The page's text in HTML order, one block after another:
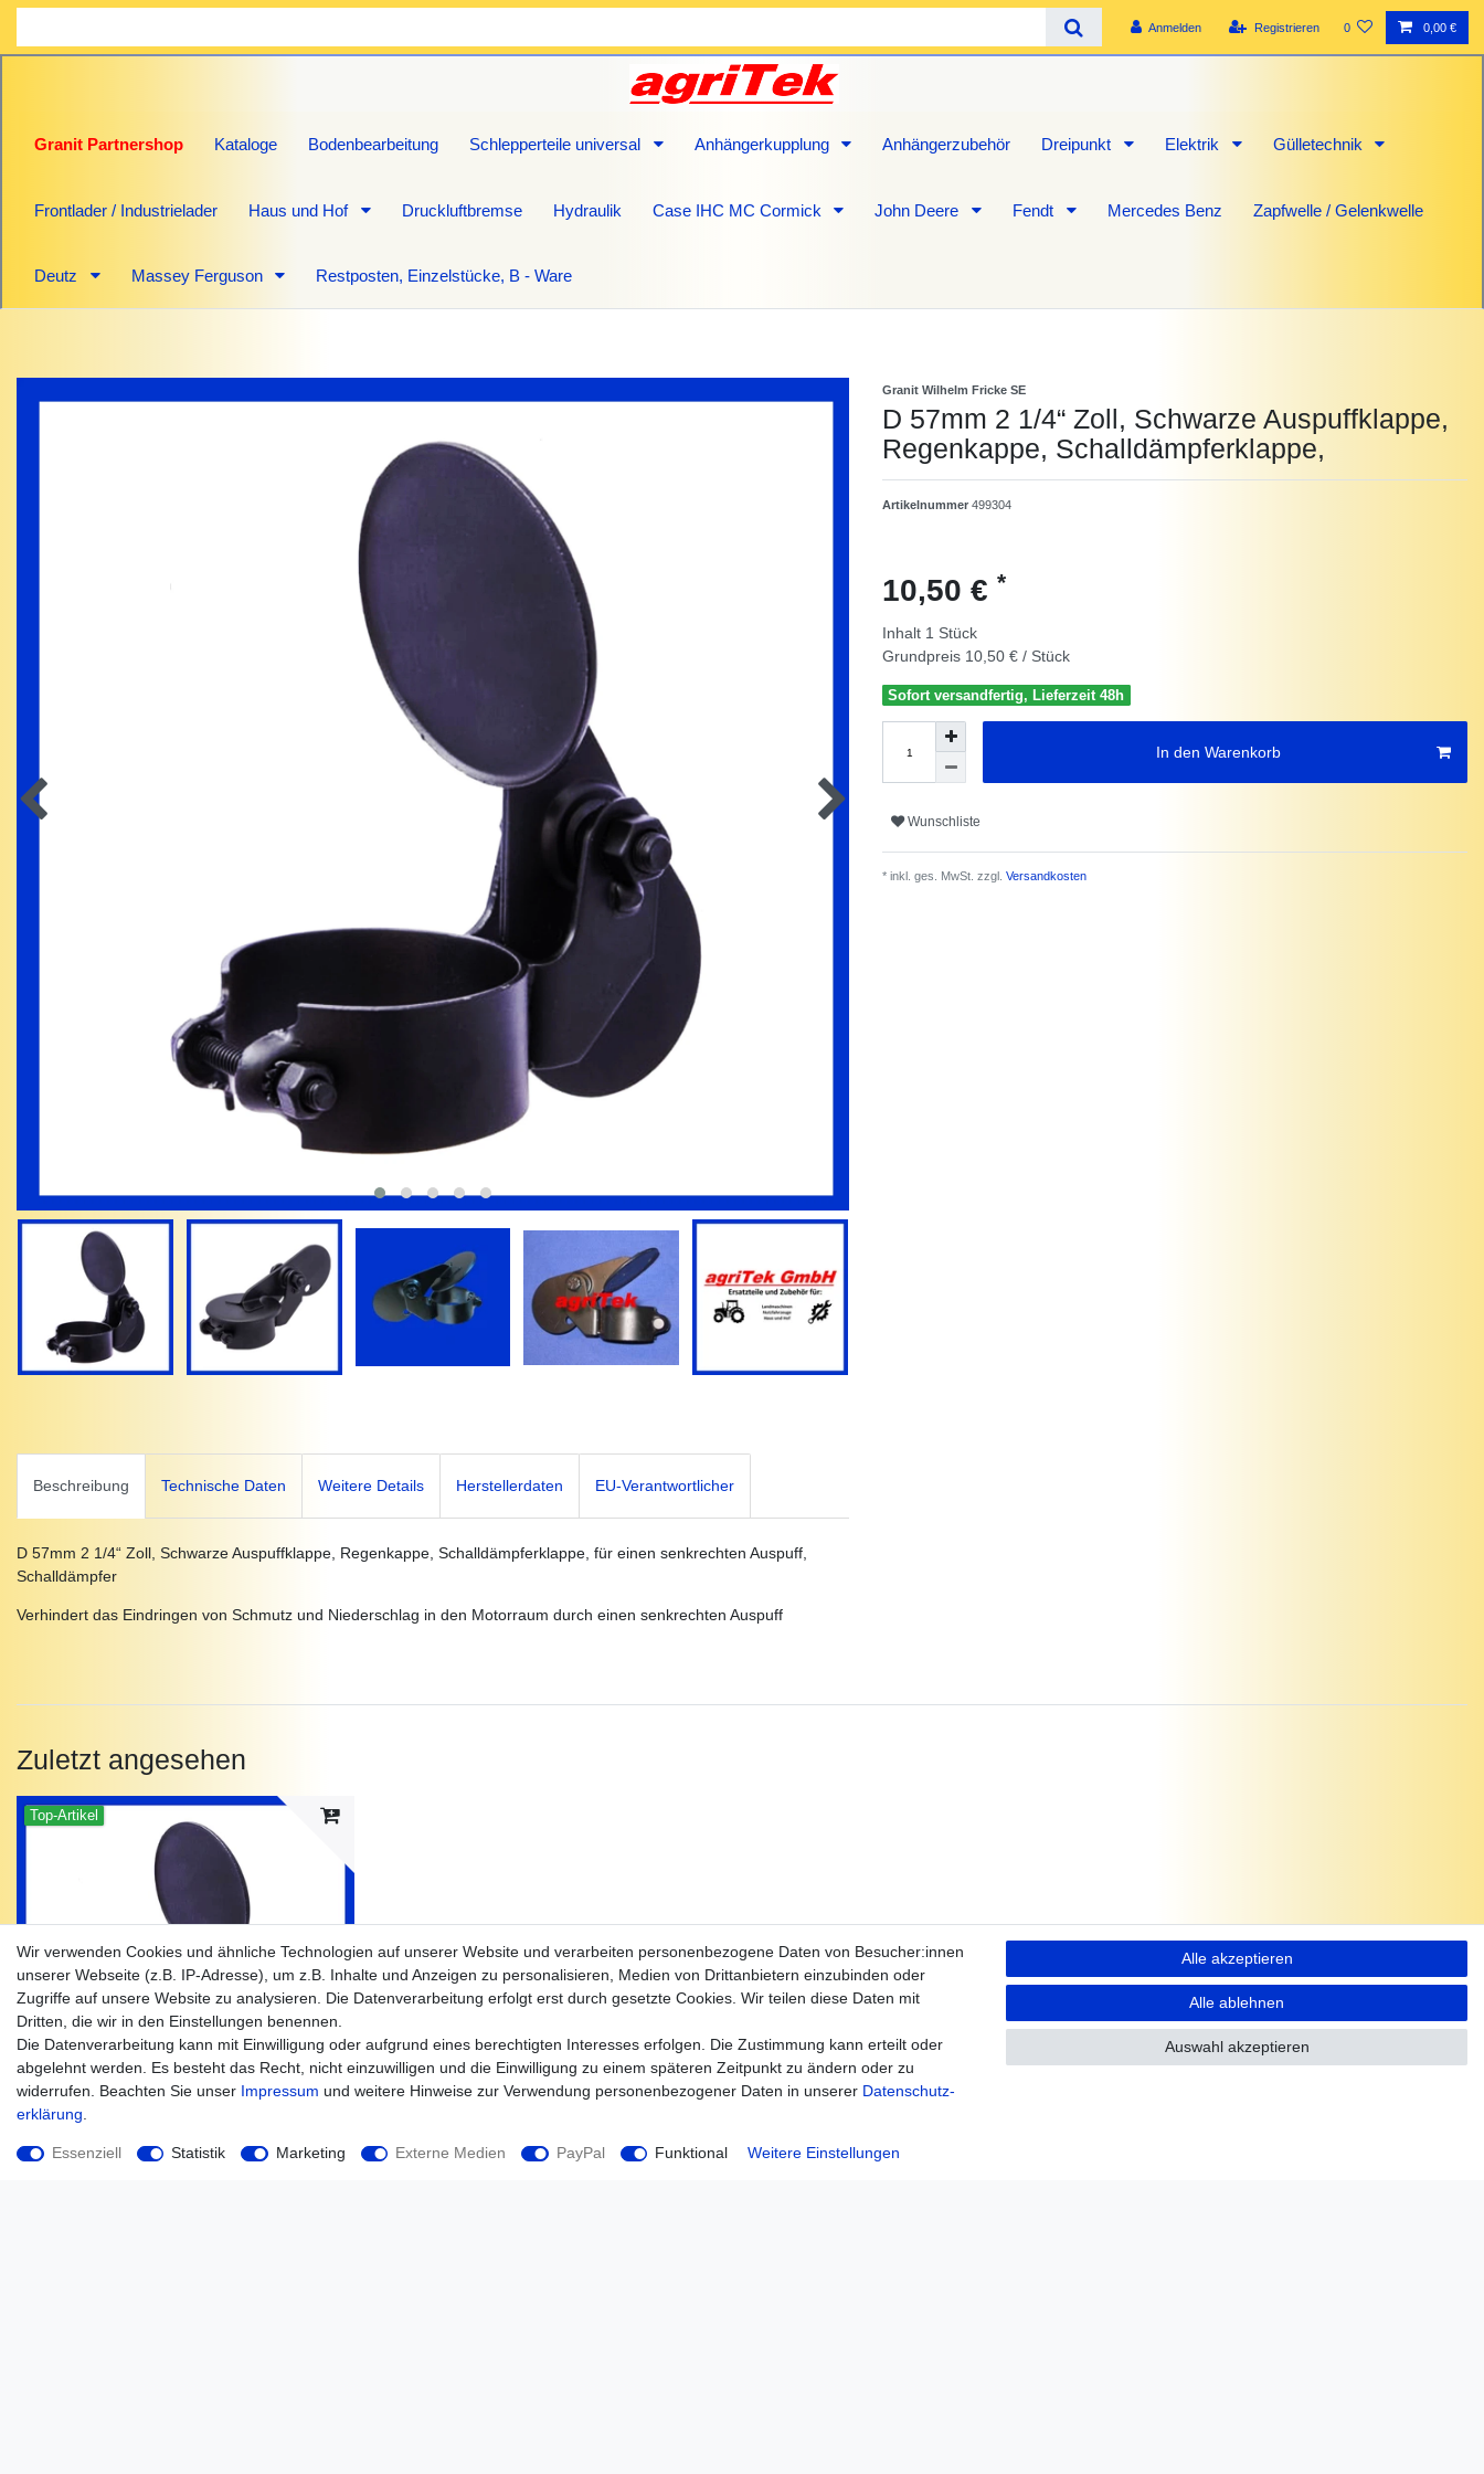
Anmelden Registrieren 0 0,00 €
Granit Partnershop Kataloge Bodenbearbeitung Schlepperteile universal Anhängerkupplung Anhängerzubehör Dreipunkt Elektrik Gülletechnik
Frontlader / Industrielader Haus und Hof Druckluftbremse Hydraulik Case IHC MC Cormick John Deere Fendt Mercedes Benz Zapfwelle / Gelenkwelle
Deutz Massey Ferguson Restposten, Einzelstücke, B - Ware
Granit Wilhelm Fricke SE
D 57mm 2 1/4“ Zoll, Schwarze Auspuffklappe,
Regenkappe, Schalldämpferklappe,
Artikelnummer 499304
10,50 € *
Inhalt 1 Stück
Grundpreis 10,50 € / Stück
Sofort versandfertig, Lieferzeit 48h
In den Warenkorb
Wunschliste
* inkl. ges. MwSt. zzgl. Versandkosten
Beschreibung Technische Daten Weitere Details Herstellerdaten EU-Verantwortlicher
D 57mm 2 1/4“ Zoll, Schwarze Auspuffklappe, Regenkappe, Schalldämpferklappe, für einen senkrechten Auspuff,
Schalldämpfer
Verhindert das Eindringen von Schmutz und Niederschlag in den Motorraum durch einen senkrechten Auspuff
Zuletzt angesehen
Top-Artikel
D 57mm 2 1/4“ Zoll, Schwarze Auspuffklappe,
Wir verwenden Cookies und ähnliche Technologien auf unserer Website und verarbeiten personenbezogene Daten von Besucher:innen
unserer Webseite (z.B. IP-Adresse), um z.B. Inhalte und Anzeigen zu personalisieren, Medien von Drittanbietern einzubinden oder
Zugriffe auf unsere Website zu analysieren. Die Datenverarbeitung erfolgt erst durch gesetzte Cookies. Wir teilen diese Daten mit
Dritten, die wir in den Einstellungen benennen.
Die Datenverarbeitung kann mit Einwilligung oder aufgrund eines berechtigten Interesses erfolgen. Die Zustimmung kann erteilt oder
abgelehnt werden. Es besteht das Recht, nicht einzuwilligen und die Einwilligung zu einem späteren Zeitpunkt zu ändern oder zu
widerrufen. Beachten Sie unser Impressum und weitere Hinweise zur Verwendung personenbezogener Daten in unserer Daten­schutz­
erklärung
Essenziell Statistik Marketing Externe Medien PayPal Funktional Weitere Einstellungen
Alle akzeptieren
Alle ablehnen
Auswahl akzeptieren